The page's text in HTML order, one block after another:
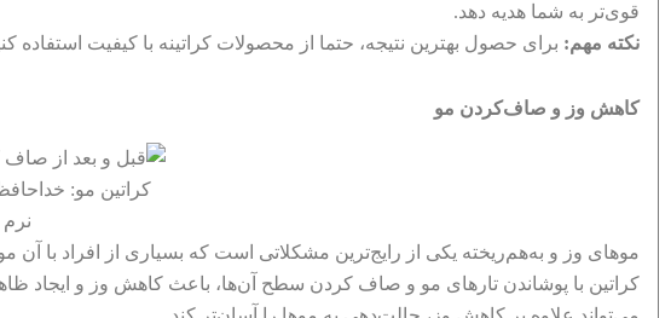
قوی‌تر به شما هدیه دهد.
نکته مهم: برای حصول بهترین نتیجه، حتما از محصولات کراتینه با کیفیت
کاهش وز و صاف‌کردن مو
کراتین مو:
موهای وز و به‌هم‌ریخته یکی از رایج‌ترین مشکلاتی است که بسیاری از افراد با
کراتین با پوشاندن تارهای مو و صاف کردن سطح آن‌ها، باعث کاهش وز و